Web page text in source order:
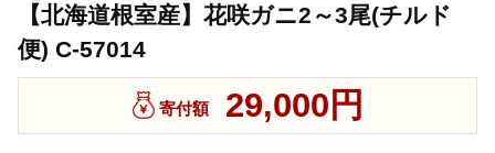
【北海道根室産】花咲ガニ2～3尾(チルド
便) C-57014
寄付額 29,000円